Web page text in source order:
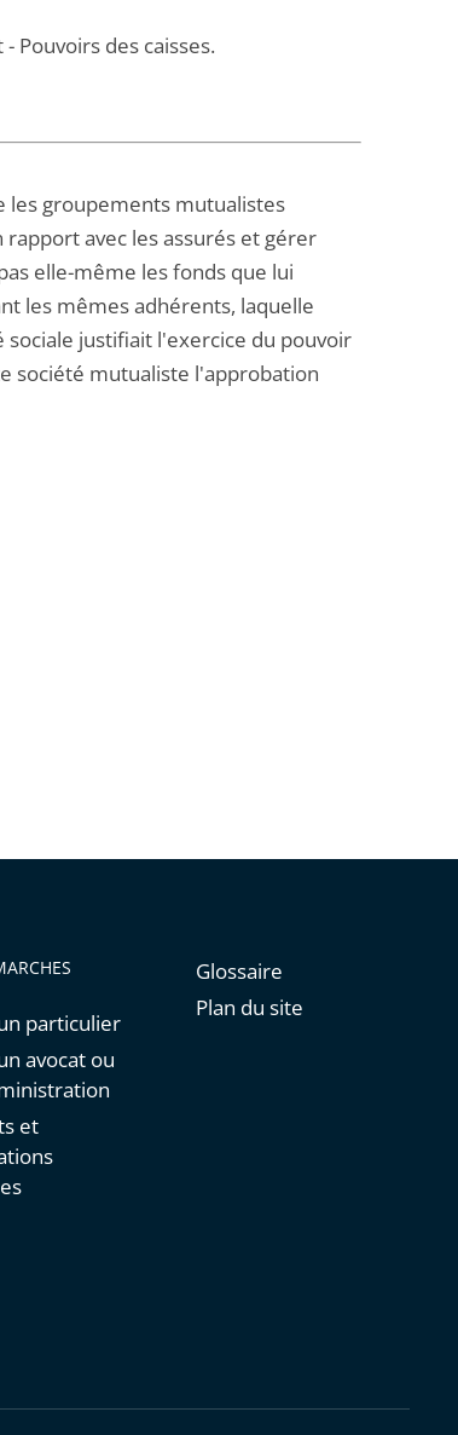
Pouvoirs des caisses.
les groupements mutualistes
avec les assurés et gérer
elle-même les fonds que lui
les mêmes adhérents, laquelle
justifiait l'exercice du pouvoir
société mutualiste l'approbation
particulier
avocat ou
et
Glossaire
Plan du site